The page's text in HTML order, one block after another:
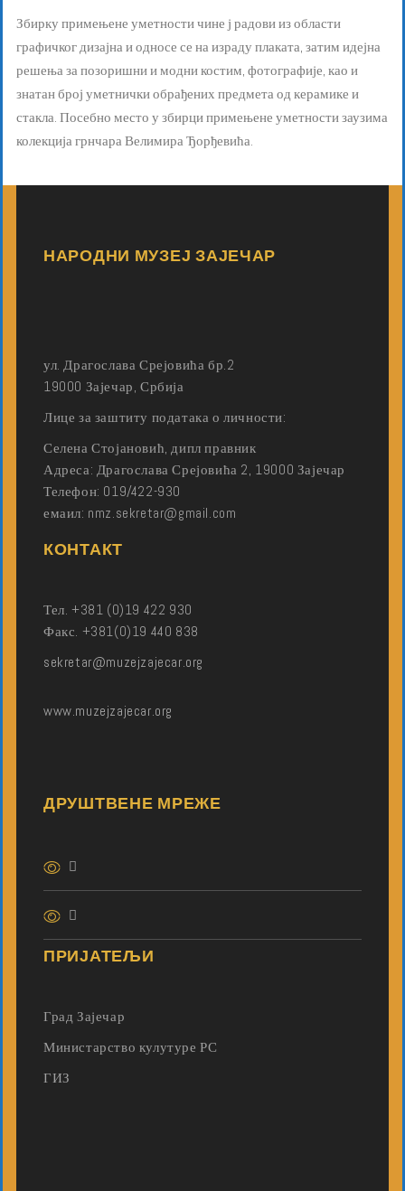
Збирку примењене уметности чине ј радови из области
графичког дизајна и односе се на израду плаката, затим идејна
решења за позоришни и модни костим, фотографије, као и
знатан број уметнички обрађених предмета од керамике и
стакла. Посебно место у збирци примењене уметности заузима
колекција грнчара Велимира Ђорђевића.
НАРОДНИ МУЗЕЈ ЗАЈЕЧАР
ул. Драгослава Срејовића бр.2
19000 Зајечар, Србија
Лице за заштиту података о личности:
Селена Стојановић, дипл правник
Адреса: Драгослава Срејовића 2, 19000 Зајечар
Телефон: 019/422-930
емаил: nmz.sekretar@gmail.com
КОНТАКТ
Тел. +381 (0)19 422 930
Факс. +381(0)19 440 838
sekretar@muzejzajecar.org
www.muzejzajecar.org
ДРУШТВЕНЕ МРЕЖЕ
ПРИЈАТЕЉИ
Град Зајечар
Министарство кулутуре РС
ГИЗ